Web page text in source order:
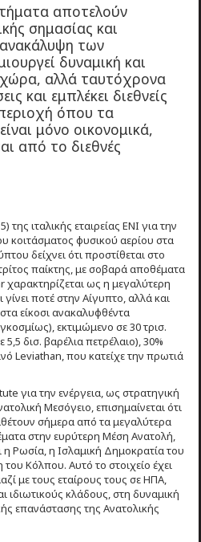
αποτελούν
σημασίας και
των
δυναμική και
χώρα, αλλά ταυτόχρονα
και εμπλέκει διεθνείς
όπου τα
μόνο οικονομικά,
από το διεθνές
ιταλικής εταιρείας ΕΝΙ για την
κοιτάσματος φυσικού αερίου στα
δείχνει ότι προστίθεται στο
παίκτης, με σοβαρά αποθέματα
χαρακτηρίζεται ως η μεγαλύτερη
ποτέ στην Αίγυπτο, αλλά και
είκοσι ανακαλυφθέντα
εκτιμώμενο σε 30 τρισ.
δισ. βαρέλια πετρέλαιο), 30%
Leviathan, που κατείχε την πρωτιά
για την ενέργεια, ως στρατηγική
Μεσόγειο, επισημαίνεται ότι
σήμερα από τα μεγαλύτερα
στην ευρύτερη Μέση Ανατολή,
Ρωσία, η Ισλαμική Δημοκρατία του
Κόλπου. Αυτό το στοιχείο έχει
με τους εταίρους τους σε ΗΠΑ,
ιδιωτικούς κλάδους, στη δυναμική
επανάστασης της Ανατολικής